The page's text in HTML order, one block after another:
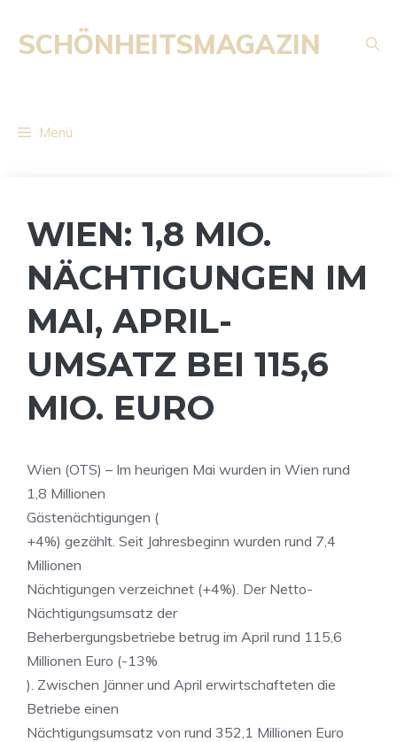
Inhalt
springen
SCHÖNHEITSMAGAZIN
Menü
WIEN: 1,8 MIO.
NÄCHTIGUNGEN IM
MAI, APRIL-
UMSATZ BEI 115,6
MIO. EURO
Wien (OTS) – Im heurigen Mai wurden in Wien rund
1,8 Millionen
Gästenächtigungen (
+4%) gezählt. Seit Jahresbeginn wurden rund 7,4
Millionen
Nächtigungen verzeichnet (+4%). Der Netto-
Nächtigungsumsatz der
Beherbergungsbetriebe betrug im April rund 115,6
Millionen Euro (-13%
). Zwischen Jänner und April erwirtschafteten die
Betriebe einen
Nächtigungsumsatz von rund 352,1 Millionen Euro